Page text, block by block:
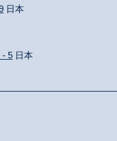
日本
- 5 日本